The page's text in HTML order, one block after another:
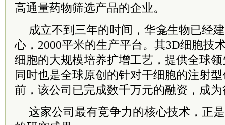
高通量药物筛选产品的企业。
成立不到三年的时间，华龛生物已经
心，2000平米的生产平台。其3D细胞技
细胞的大规模培养扩增工艺，提供全球
同时也是全球原创的针对干细胞的注射
前，该公司已完成数千万元的融资，成
这家公司最有竞争力的核心技术，正